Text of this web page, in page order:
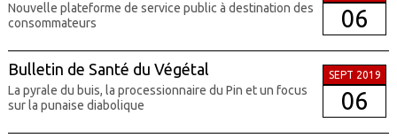
Nouvelle plateforme de service public à destination des
consommateurs
06
Bulletin de Santé du Végétal
La pyrale du buis, la processionnaire du Pin et un focus
sur la punaise diabolique
SEPT 2019
06